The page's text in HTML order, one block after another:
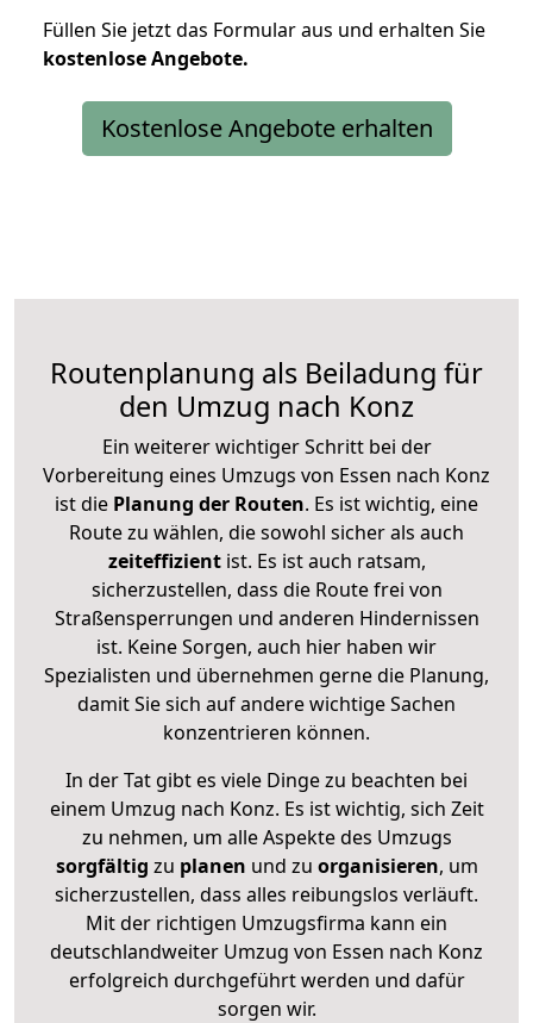
Füllen Sie jetzt das Formular aus und erhalten Sie
kostenloseAngebote.
Kostenlose Angebote erhalten
Routenplanung als Beiladung für
den Umzug nach Konz
Ein weiterer wichtiger Schritt bei der
Vorbereitung eines Umzugs von Essen nach Konz
ist die Planung der Routen. Es ist wichtig, eine
Route zu wählen, die sowohl sicher als auch
zeiteffizientist. Es ist auch ratsam,
sicherzustellen, dass die Route frei von
Straßensperrungen und anderen Hindernissen
ist. Keine Sorgen, auch hier haben wir
Spezialisten und übernehmen gerne die Planung,
damit Sie sich auf andere wichtige Sachen
konzentrieren können.
In der Tat gibt es viele Dinge zu beachten bei
einem Umzug nach Konz. Es ist wichtig, sich Zeit
zu nehmen, um alle Aspekte des Umzugs
sorgfältig zu planen und zu organisieren, um
sicherzustellen, dass alles reibungslos verläuft.
Mit der richtigen Umzugsfirma kann ein
deutschlandweiter Umzug von Essen nach Konz
erfolgreich durchgeführt werden und dafür
sorgen wir.